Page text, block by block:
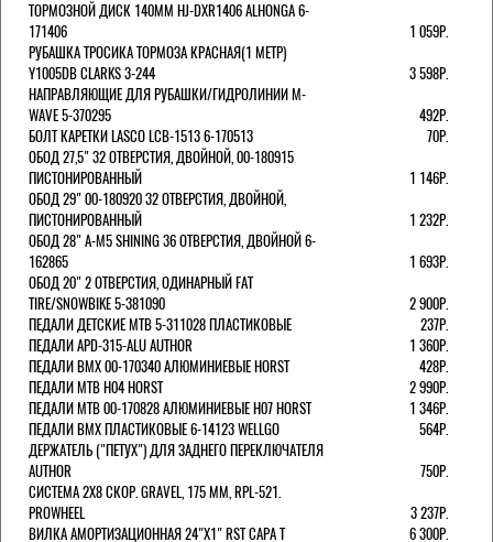
ТОРМОЗНОЙ ДИСК 140ММ HJ-DXR1406 ALHONGA 6-
171406
1 059Р.
РУБАШКА ТРОСИКА ТОРМОЗА КРАСНАЯ(1 МЕТР)
Y1005DB CLARKS 3-244
3 598Р.
НАПРАВЛЯЮЩИЕ ДЛЯ РУБАШКИ/ГИДРОЛИНИИ M-
WAVE 5-370295
492Р.
БОЛТ КАРЕТКИ LASCO LCB-1513 6-170513
70Р.
ОБОД 27,5" 32 ОТВЕРСТИЯ, ДВОЙНОЙ, 00-180915
ПИСТОНИРОВАННЫЙ
1 146Р.
ОБОД 29" 00-180920 32 ОТВЕРСТИЯ, ДВОЙНОЙ,
ПИСТОНИРОВАННЫЙ
1 232Р.
ОБОД 28" A-M5 SHINING 36 ОТВЕРСТИЯ, ДВОЙНОЙ 6-
162865
1 693Р.
ОБОД 20" 2 ОТВЕРСТИЯ, ОДИНАРНЫЙ FAT
TIRE/SNOWBIKE 5-381090
2 900Р.
ПЕДАЛИ ДЕТСКИЕ MTB 5-311028 ПЛАСТИКОВЫЕ
237Р.
ПЕДАЛИ APD-315-ALU AUTHOR
1 360Р.
ПЕДАЛИ BMX 00-170340 АЛЮМИНИЕВЫЕ HORST
428Р.
ПЕДАЛИ MTB H04 HORST
2 990Р.
ПЕДАЛИ MTB 00-170828 АЛЮМИНИЕВЫЕ H07 HORST
1 346Р.
ПЕДАЛИ BMX ПЛАСТИКОВЫЕ 6-14123 WELLGO
564Р.
ДЕРЖАТЕЛЬ ("ПЕТУХ") ДЛЯ ЗАДНЕГО ПЕРЕКЛЮЧАТЕЛЯ
AUTHOR
750Р.
СИСТЕМА 2Х8 СКОР. GRAVEL, 175 ММ, RPL-521.
PROWHEEL
3 237Р.
ВИЛКА АМОРТИЗАЦИОННАЯ 24"Х1" RST CAPA Т
6 300Р.